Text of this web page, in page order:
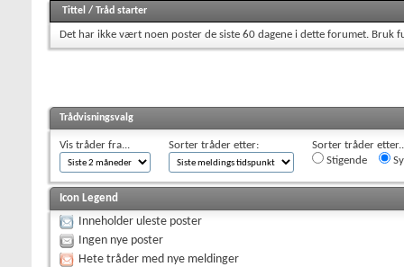
Tittel / Tråd starter
Det har ikke vært noen poster de siste 60 dagene i dette forumet. Bruk
Trådvisningsvalg
Vis tråder fra... Sorter tråder etter:
Sorter tråder
Stigende
Icon Legend
Inneholder uleste poster
Ingen nye poster
Hete tråder med nye meldinger